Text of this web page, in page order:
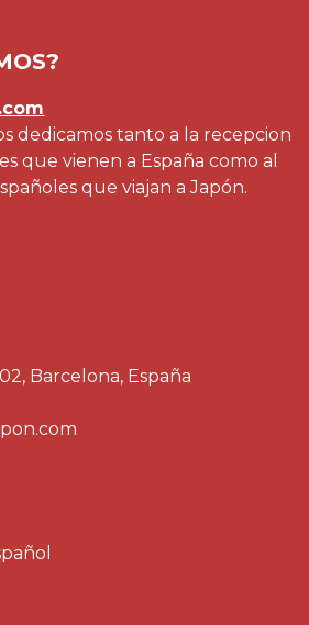
dedicamos tanto a la recepcion
que vienen a España como al
que viajan a Japón.
Barcelona, España